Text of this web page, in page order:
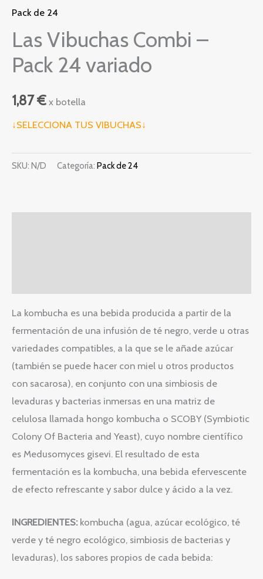
Pack de 24
Las Vibuchas Combi –
Pack 24 variado
1,87€ x botella
↓SELECCIONA TUS VIBUCHAS↓
SKU: N/D Categoría: Pack de 24
La kombucha es una bebida producida a partir de la
fermentación de una infusión de té negro, verde u otras
variedades compatibles, a la que se le añade azúcar
(también se puede hacer con miel u otros productos
con sacarosa), en conjunto con una simbiosis de
levaduras y bacterias inmersas en una matriz de
celulosa llamada hongo kombucha o SCOBY (Symbiotic
Colony Of Bacteria and Yeast), cuyo nombre científico
es Medusomyces gisevi. El resultado de esta
fermentación es la kombucha, una bebida efervescente
de efecto refrescante y sabor dulce y ácido a la vez.
INGREDIENTES: kombucha (agua, azúcar ecológico, té
verde y té negro ecológico, simbiosis de bacterias y
levaduras), los sabores propios de cada bebida: